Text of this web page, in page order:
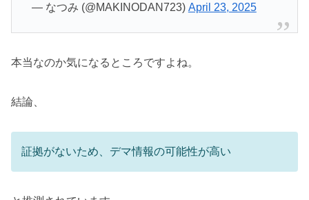
— なつみ (@MAKINODAN723) April 23, 2025
本当なのか気になるところですよね。
結論、
証拠がないため、デマ情報の可能性が高い